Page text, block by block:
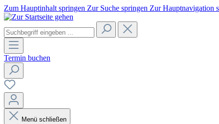
Zum Hauptinhalt springen Zur Suche springen Zur Hauptnavigation
Termin buchen
Menü schließen